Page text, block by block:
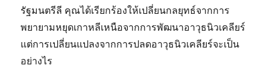
รัฐมนตรีลี คุณได้เรียกร้องให้เปลี่ยนกลยุทธ์จากการ
พยายามหยุดเกาหลีเหนือจากการพัฒนาอาวุธนิวเคลียร์
แต่การเปลี่ยนแปลงจากการปลดอาวุธนิวเคลียร์จะเป็น
อย่างไร